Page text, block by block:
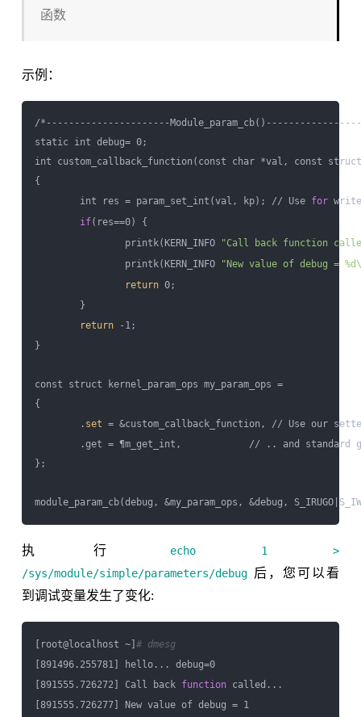
函数
示例：
/*----------------------
static int debug= 0;
int custom_callback_function(const char *val, const struct
{
int res = param_set_int(val, kp); // Use for write
if(res==0) {
printk(KERN_INFO
"Call back function
printk(KERN_INFO
"New value of debug =
return 0;
}
return -1;
}
const struct kernel_param_ops my_param_ops =
{
. set = &custom_callback_function, // Use our
.get = ¶m_get_int,            // .. and standard
};
执行
echo 1 >
/sys/module/simple/parameters/debug 后，您可以看
到调试变量发生了变化:
[root@localhost ~] # dmesg
[891496.255781] hello... debug=0
[891555.726272] Call back function called...